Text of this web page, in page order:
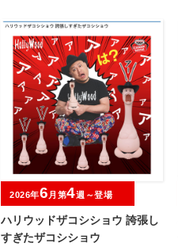
ハリウッドザコシショウ 誇張し
すぎたザコシショウ
2026年6 月第4週～登場